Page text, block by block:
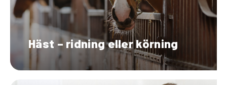
Häst – ridning eller körning